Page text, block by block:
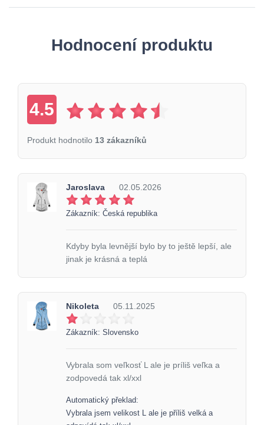
Hodnocení produktu
4.5
Produkt hodnotilo 13 zákazníků
Jaroslava 02.05.2026
Zákazník: Česká republika
Kdyby byla levnější bylo by to ještě lepší, ale
jinak je krásná a teplá
Nikoleta 05.11.2025
Zákazník: Slovensko
Vybrala som veľkosť L ale je príliš veľka a
zodpovedá tak xl/xxl
Automatický překlad:
Vybrala jsem velikost L ale je příliš velká a